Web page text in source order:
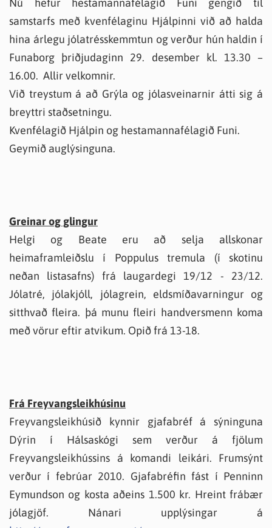
Nú hefur hestamannafélagið Funi gengið til
samstarfs með kvenfélaginu Hjálpinni við að halda
hina árlegu jólatrésskemmtun og verður hún haldin í
Funaborg þriðjudaginn 29. desember kl. 13.30 –
16.00. Allir velkomnir.
Við treystum á að Grýla og jólasveinarnir átti sig á
breyttri staðsetningu.
Kvenfélagið Hjálpin og hestamannafélagið Funi.
Geymið auglýsinguna.
Greinar og glingur
Helgi og Beate eru að selja allskonar
heimaframleiðslu í Poppulus tremula (í skotinu
neðan listasafns) frá laugardegi 19/12 - 23/12.
Jólatré, jólakjóll, jólagrein, eldsmíðavarningur og
sitthvað fleira. þá munu fleiri handversmenn koma
með vörur eftir atvikum. Opið frá 13-18.
Frá Freyvangsleikhúsinu
Freyvangsleikhúsið kynnir gjafabréf á sýninguna
Dýrin í Hálsaskógi sem verður á fjölum
Freyvangsleikhússins á komandi leikári. Frumsýnt
verður í febrúar 2010. Gjafabréfin fást í Penninn
Eymundson og kosta aðeins 1.500 kr. Hreint frábær
jólagjöf. Nánari upplýsingar á